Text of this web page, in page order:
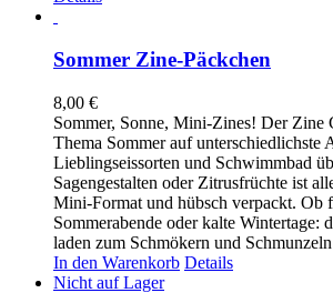
Sommer Zine-Päckchen
8,00 €
Sommer, Sonne, Mini-Zines! Der Zine
Thema Sommer auf unterschiedlichste
Lieblingseissorten und Schwimmbad
Sagengestalten oder Zitrusfrüchte ist
Mini-Format und hübsch verpackt. Ob
Sommerabende oder kalte Wintertage:
laden zum Schmökern und
In den Warenkorb Details
Nicht auf Lager